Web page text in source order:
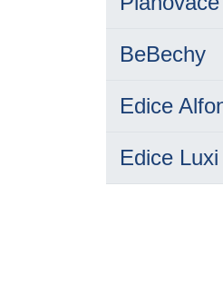
BeBechy
Edice
Edice Luxi